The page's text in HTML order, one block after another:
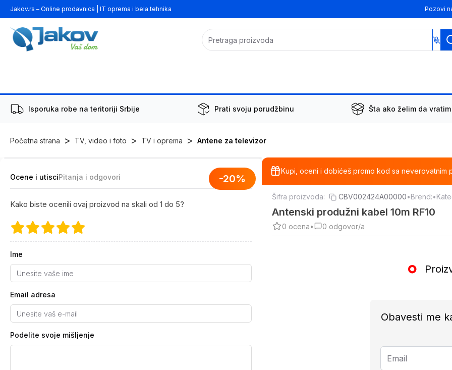
Jakov.rs – Online prodavnica | IT oprema i bela tehnika Pozovi
Isporuka robe na teritoriji Srbije Prati svoju porudžbinu Šta ako želim da
Početna strana > TV, video i foto > TV i oprema > Antene za televizor
-20%
Ocene i utisciPitanja i odgovori
Kako biste ocenili ovaj proizvod na skali od 1 do 5?
Ime
Email adresa
Podelite svoje mišljenje
Kupi, oceni i dobićeš promo kod sa neverovatnim
Šifra proizvoda: CBV002424A00000•Brend:•
Antenski produžni kabel 10m RF10
0 ocena• 0 odgovor/a
Obavesti me